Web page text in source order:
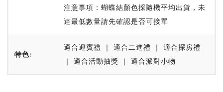
注意事項：蝴蝶結顏色採隨機平均出貨，未
達最低數量請先確認是否可接單
特色:
適合迎賓禮 ｜ 適合二進禮 ｜ 適合探房禮
｜ 適合活動抽獎 ｜ 適合派對小物